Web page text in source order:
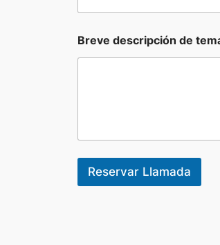
Breve descripción de
Reservar Llamada